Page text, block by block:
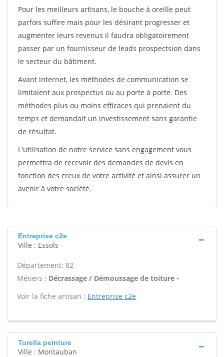
Pour les meilleurs artisans, le bouche à oreille peut
parfois suffire mais pour les désirant progresser et
augmenter leurs revenus il faudra obligatoirement
passer par un fournisseur de leads prospectsion dans
le secteur du bâtiment.
Avant internet, les méthodes de communication se
limitaient aux prospectus ou au porte à porte. Des
méthodes plus ou moins efficaces qui prenaient du
temps et demandait un investissement sans garantie
de résultat.
L'utilisation de notre service sans engagement vous
permettra de recevoir des demandes de devis en
fonction des creux de votre activité et ainsi assurer un
avenir à votre société.
Entreprise c2e
Ville : Essols
Département: 82
Métiers : Décrassage / Démoussage de toiture -
Voir la fiche artisan : Entreprise c2e
Turella peinture
Ville : Montauban